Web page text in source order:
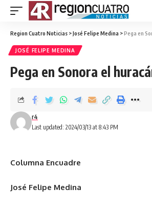
Region Cuatro Noticias >José Felipe Medina >Pega en
JOSÉ FELIPE MEDINA
Pega en Sonora el
Last updated: 2024/03/13 at 8:43 PM
r4
Columna Encuadre
José Felipe Medina